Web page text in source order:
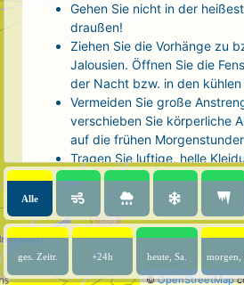
©OpenStreetMap
Gehen Sie nicht in der
draußen!
Ziehen Sie die Vorhänge zu
Jalousien. Öffnen Sie die
der Nacht bzw. in den
Vermeiden Sie große
verschieben Sie körperliche
auf die frühen
Tragen Sie luftige, helle
Kopfbedeckung!
Nehmen Sie eine kühle
und Fußbäder wirken
Trinken Sie ausreichend und
(mindestens 2 - 3 Liter pro
Wasser, ungesüßter Tee oder
Alle
ges. Zeitr. +24h heute, Sa. morgen,